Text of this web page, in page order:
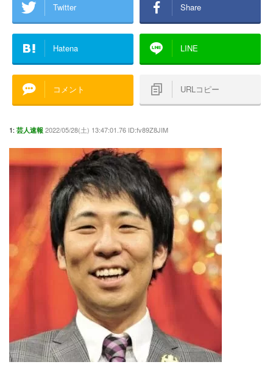
Twitter Share
Hatena LINE
コメント URLコピー
1: 芸人速報 2022/05/28(土) 13:47:01.76 ID:fv89Z8JIM